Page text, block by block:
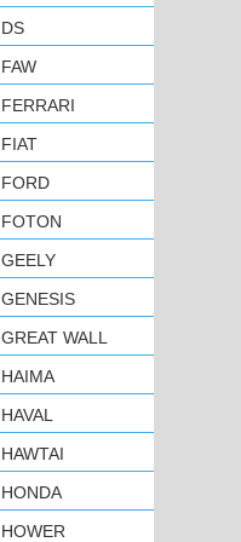
DS
FAW
FERRARI
FIAT
FORD
FOTON
GEELY
GENESIS
GREAT WALL
HAIMA
HAVAL
HAWTAI
HONDA
HOWER